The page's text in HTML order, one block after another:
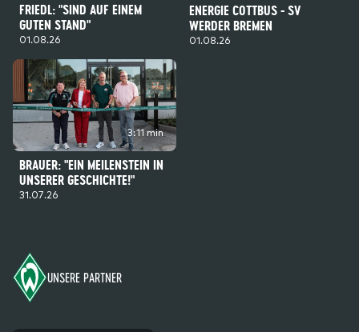
FRIEDL: "SIND AUF EINEM
GUTEN STAND"
01.08.26
ENERGIE COTTBUS - SV
WERDER BREMEN
01.08.26
3:11 min
BRAUER: "EIN MEILENSTEIN IN
UNSERER GESCHICHTE!"
31.07.26
UNSERE PARTNER